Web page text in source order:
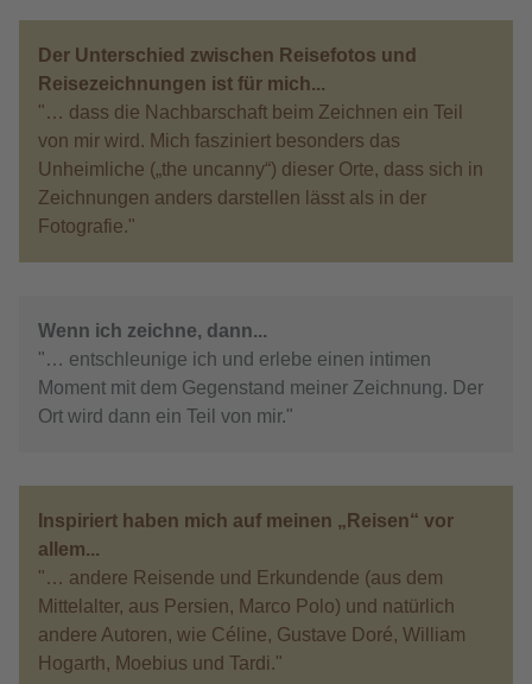
Der Unterschied zwischen Reisefotos und
Reisezeichnungen ist für mich...
"… dass die Nachbarschaft beim Zeichnen ein Teil
von mir wird. Mich fasziniert besonders das
Unheimliche („the uncanny“) dieser Orte, dass sich in
Zeichnungen anders darstellen lässt als in der
Fotografie."
Wenn ich zeichne, dann...
"… entschleunige ich und erlebe einen intimen
Moment mit dem Gegenstand meiner Zeichnung. Der
Ort wird dann ein Teil von mir."
Inspiriert haben mich auf meinen „Reisen“ vor
allem...
"… andere Reisende und Erkundende (aus dem
Mittelalter, aus Persien, Marco Polo) und natürlich
andere Autoren, wie Céline, Gustave Doré, William
Hogarth, Moebius und Tardi."